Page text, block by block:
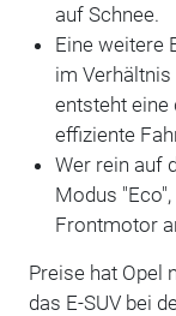
auf Schnee.
Eine weitere
im Verhältnis
entsteht eine
effiziente
Wer rein auf
Modus
Frontmotor
Preise hat Opel
das E-SUV bei